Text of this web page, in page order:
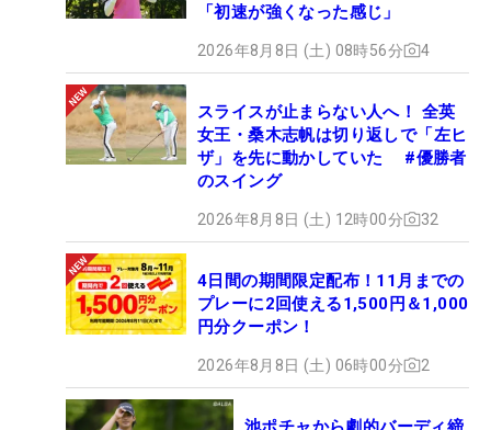
「初速が強くなった感じ」
2026年8月8日 (土) 08時56分 4
スライスが止まらない人へ！ 全英
女王・桑木志帆は切り返しで「左ヒ
ザ」を先に動かしていた #優勝者
のスイング
2026年8月8日 (土) 12時00分 32
4日間の期間限定配布！11月までの
プレーに2回使える1,500円＆1,000
円分クーポン！
2026年8月8日 (土) 06時00分 2